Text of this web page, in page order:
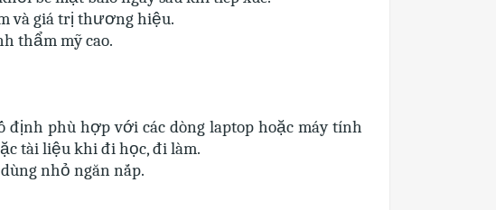
và giá trị thương hiệu.
thẩm mỹ cao.
định phù hợp với các dòng laptop hoặc máy tính
tài liệu khi đi học, đi làm.
nhỏ ngăn nắp.